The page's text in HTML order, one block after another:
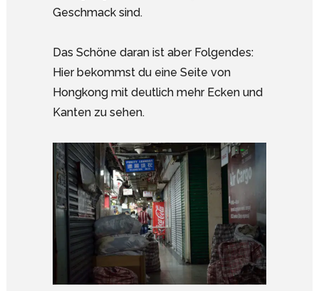
Geschmack sind.
Das Schöne daran ist aber Folgendes:
Hier bekommst du eine Seite von
Hongkong mit deutlich mehr Ecken und
Kanten zu sehen.